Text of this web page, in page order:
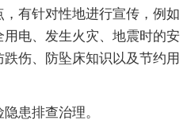
有针对性地进行宣传，例如
电、发生火灾、地震时的安
伤、防坠床知识以及节约用
患排查治理。